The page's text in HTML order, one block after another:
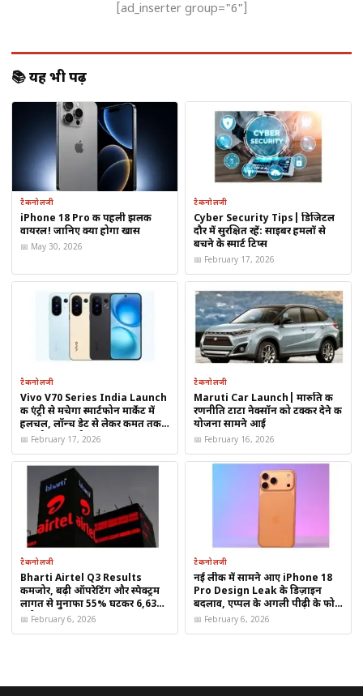
अब इसेपानी में अच्छे से उबालें
जब पानी कारंग बदल जाए
, तो गैस से उतार लें
उबली हुई जड़ी को निकालकर
फिर से हल्का कुचलें
इस लेप कोसीधे घाव पर लगाएं
ऊपर से
साफ कपड़े से बांध दें
यह प्रक्रियालगातार 3–4 दिनकरें।
देसी मान्यता के अनुसार, कटील गोभी की मदद सेपुराने से पुराना जख्मभी
धीरे-धीरे भरने लगता है।
कटील गोभी के माने जाने वाले फायदे
पुराने घाव को भरने में सहायक
सूजन और पस कम करने में मदद
त्वचा के इन्फेक्शन में लाभकारी
प्राकृतिक एंटीसेप्टिक जैसा असर
बिना केमिकल का देसी उपाय
लीवर (Liver) के बारे में संक्षिप्त जानकारी
लीवर शरीर का सबसे ज़रूरी अंगहोता है। इसका काम है:
[ad_inserter group="6"]
📚 यह भी पढ़ें
टैकनोलजी
iPhone 18 Pro की पहली झलक
वायरल! जानिए क्या होगा खास
📅 May 30, 2026
टैकनोलजी
Cyber Security Tips| डिजिटल
दौर में सुरक्षित रहें: साइबर हमलों से
बचने के स्मार्ट टिप्स
📅 February 17, 2026
टैकनोलजी
Vivo V70 Series India Launch
की एंट्री से मचेगा स्मार्टफोन मार्केट में
हलचल, लॉन्च डेट से लेकर कीमत तक
की बड़ी जानकारी आई सामने
📅 February 17, 2026
टैकनोलजी
Maruti Car Launch| मारुति की
रणनीति टाटा नेक्सॉन को टक्कर देने की
योजना सामने आई
📅 February 16, 2026
टैकनोलजी
Bharti Airtel Q3 Results
कमजोर, बढ़ी ऑपरेटिंग और स्पेक्ट्रम
लागत से मुनाफा 55% घटकर ₹6,630
करोड़
📅 February 6, 2026
टैकनोलजी
नई लीक में सामने आए iPhone 18
Pro Design Leak के डिज़ाइन
बदलाव, एप्पल के अगली पीढ़ी के फोन
की झलक
📅 February 6, 2026